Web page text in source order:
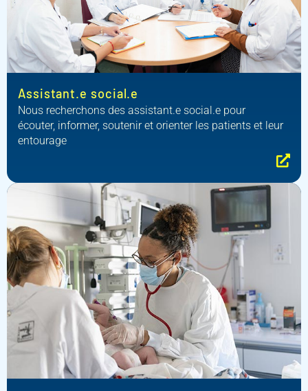
Assistant.e social.e
Nous recherchons des assistant.e social.e pour
écouter, informer, soutenir et orienter les patients et leur
entourage